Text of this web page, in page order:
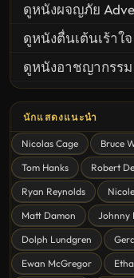
ดูหนังผจญภัย
ดูหนังตื่นเต้นเร้าใ
ดูหนังอาชญากรรม
ดูหนังสยองขวัญ
ดูหนังโรแมนติก
หนังชีวิต
ดูหนังแฟนตาซี
ดูหนังลึกลับ
ดูหนังอนิเมชั่น
นักแสดงแนะนำ
Nicolas Cage Bruce
Tom Hanks
Robert
Ryan Reynolds
Matt Damon
Johnny
Dolph Lundgren
Ewan McGregor